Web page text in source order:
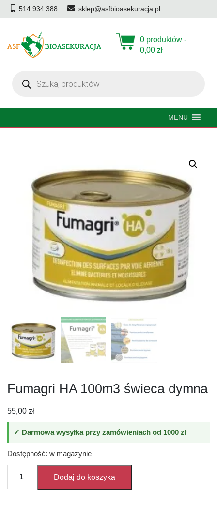
514 934 388 sklep@asfbioasekuracja.pl
0 produktów -
0,00 zł
produktów
MENU
Fumagri HA 100m3 świeca dymna
55,00 zł
✓ Darmowa wysyłka przy zamówieniach od 1000 zł
Dostępność: w magazynie
Fumagri
HA
Dodaj do koszyka